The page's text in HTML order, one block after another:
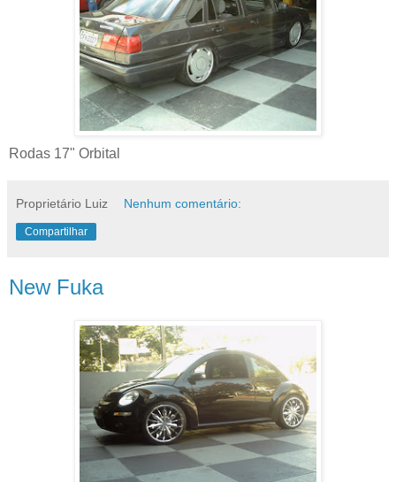
Rodas 17" Orbital
Proprietário Luiz Nenhum comentário:
Compartilhar
New Fuka